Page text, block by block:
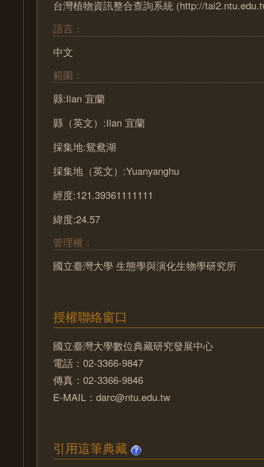
台灣植物資訊整合查詢系統 (http://
語言：
中文
範圍：
縣:Ilan 宜蘭
縣（英文）:Ilan 宜蘭
採集地:鴛鴦湖
採集地（英文）:Yuanyanghu
經度:121.39361111111
緯度:24.57
管理權：
國立臺灣大學 生態學與演化生物學研究所
授權聯絡窗口
國立臺灣大學數位典藏研究發展中心
電話：02-3366-9847
傳真：02-3366-9846
E-MAIL：darc@ntu.edu.tw
引用這筆典藏